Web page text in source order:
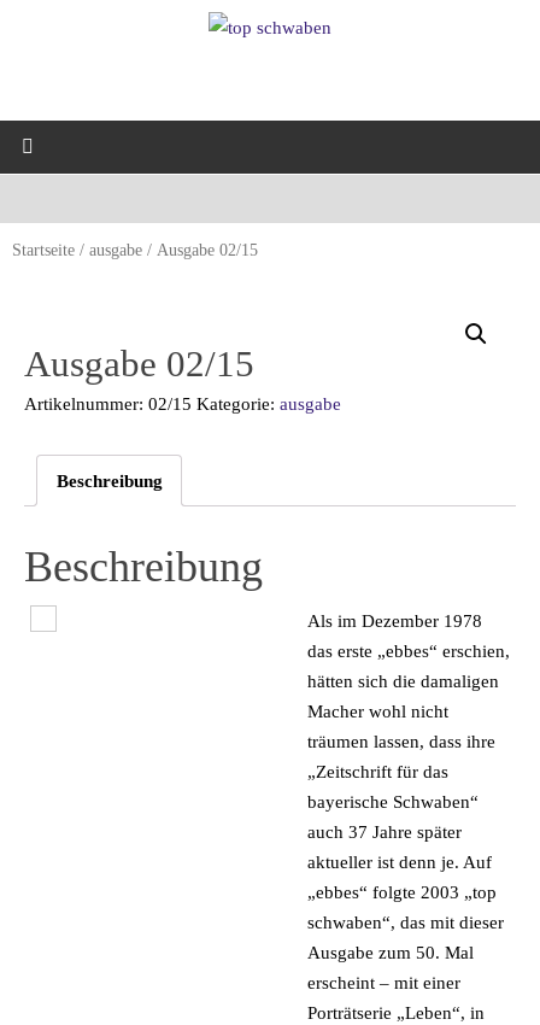
Startseite / ausgabe / Ausgabe 02/15
Ausgabe 02/15
Artikelnummer: 02/15 Kategorie: ausgabe
Beschreibung
Beschreibung
Als im Dezember 1978
das erste „ebbes“ erschien,
hätten sich die damaligen
Macher wohl nicht
träumen lassen, dass ihre
„Zeitschrift für das
bayerische Schwaben“
auch 37 Jahre später
aktueller ist denn je. Auf
„ebbes“ folgte 2003 „top
schwaben“, das mit dieser
Ausgabe zum 50. Mal
erscheint – mit einer
Porträtserie „Leben“, in